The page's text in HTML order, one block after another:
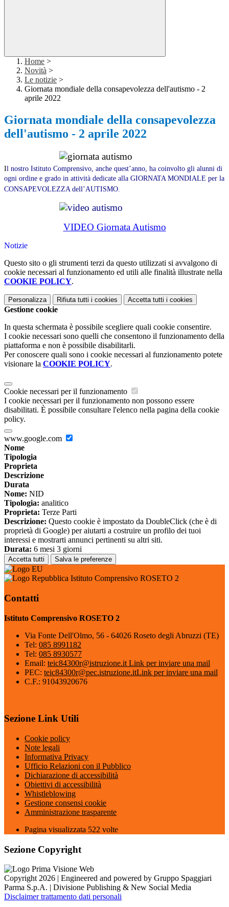
Home >
Novità >
Le notizie >
Giornata mondiale della consapevolezza dell'autismo - 2
aprile 2022
Giornata mondiale della consapevolezza
dell'autismo - 2 aprile 2022
Il nostro Istituto Comprensivo, anche quest’anno, ha coinvolto gli alunni di
ogni ordine e grado in attività dedicate alla GIORNATA MONDIALE per la
CONSAPEVOLEZZA dell’AUTISMO.
VIDEO Giornata Autismo
Notizie
Questo sito o gli strumenti terzi da questo utilizzati si avvalgono di
cookie necessari al funzionamento ed utili alle finalità illustrate nella
COOKIE POLICY.
Personalizza Rifiuta tutti i cookies Accetta tutti i cookies
Gestione cookie
In questa schermata è possibile scegliere quali cookie consentire.
I cookie necessari sono quelli che consentono il funzionamento della
piattaforma e non è possibile disabilitarli.
Per conoscere quali sono i cookie necessari al funzionamento potete
visionare la COOKIE POLICY.
Cookie necessari per il funzionamento
I cookie necessari per il funzionamento non possono essere
disabilitati. È possibile consultare l'elenco nella pagina della cookie
policy.
www.google.com
Nome
Tipologia
Proprieta
Descrizione
Durata
Nome: NID
Tipologia: analitico
Proprieta: Terze Parti
Descrizione: Questo cookie è impostato da DoubleClick (che è di
proprietà di Google) per aiutarti a costruire un profilo dei tuoi
interessi e mostrarti annunci pertinenti su altri siti.
Durata: 6 mesi 3 giorni
Accetta tutti Salva le preferenze
Istituto Comprensivo ROSETO 2
Contatti
Istituto Comprensivo ROSETO 2
Via Fonte Dell'Olmo, 56 - 64026 Roseto degli Abruzzi (TE)
Tel: 085 8991182
Tel: 085 8930577
Email: teic84300r@istruzione.it Link per inviare una mail
PEC: teic84300r@pec.istruzione.itLink per inviare una mail
C.F.: 91043920676
Sezione Link Utili
Cookie policy
Note legali
Informativa Privacy
Ufficio Relazioni con il Pubblico
Dichiarazione di accessibilità
Obiettivi di accessibilità
Whistleblowing
Gestione consensi cookie
Amministrazione trasparente
Pagina visualizzata 522 volte
Sezione Copyright
Copyright 2026 | Engineered and powered by Gruppo Spaggiari
Parma S.p.A. | Divisione Publishing & New Social Media
Disclaimer trattamento dati personali